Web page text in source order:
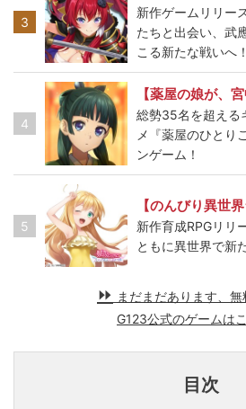
3
新作ゲームリリー
たちと出会い、武
こる新たな戦いへ！
4
【薬屋の娘が、
総勢35名を超える
メ『薬屋のひとり
ンゲーム！
5
【のんびり異世
新作育成RPGリリ
ともに異世界で新
まだまだあります、無
G123公式のゲームは
目次